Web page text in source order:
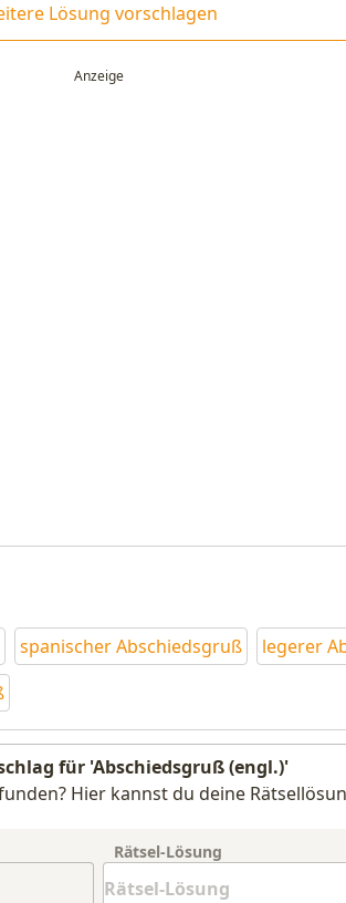
Lösung vorschlagen
spanischer Abschiedsgruß
legerer
für 'Abschiedsgruß (engl.)'
Hier kannst du deine
Rätsel-Lösung